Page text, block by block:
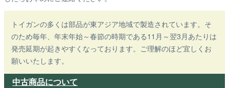
トイガンの多くは部品が東アジア地域で製造されています。そ
のため毎年、年末年始～春節の時期である11月～翌3月あたりは
発売延期が起きやすくなっております。ご理解のほど宜しくお
願いいたします。
中古商品について